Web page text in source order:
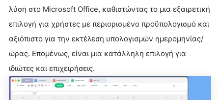
λύση στο Microsoft Office, καθιστώντας το μια εξαιρετική
επιλογή για χρήστες με περιορισμένο προϋπολογισμό και
αξιόπιστο για την εκτέλεση υπολογισμών ημερομηνίας/
ώρας. Επομένως, είναι μια κατάλληλη επιλογή για
ιδιώτες και επιχειρήσεις.